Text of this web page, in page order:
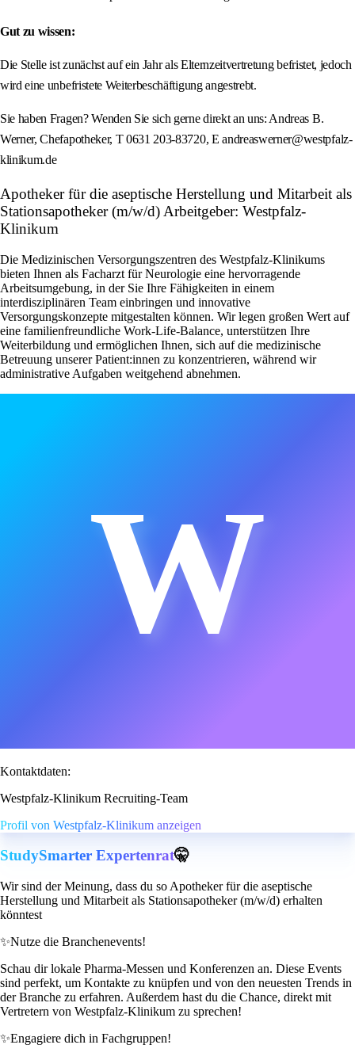
Gut zu wissen:
Die Stelle ist zunächst auf ein Jahr als Elternzeitvertretung befristet, jedoch
wird eine unbefristete Weiterbeschäftigung angestrebt.
Sie haben Fragen? Wenden Sie sich gerne direkt an uns: Andreas B.
Werner, Chefapotheker, T 0631 203-83720, E andreaswerner@westpfalz-
klinikum.de
Apotheker für die aseptische Herstellung und Mitarbeit als
Stationsapotheker (m/w/d) Arbeitgeber: Westpfalz-
Klinikum
Die Medizinischen Versorgungszentren des Westpfalz-Klinikums
bieten Ihnen als Facharzt für Neurologie eine hervorragende
Arbeitsumgebung, in der Sie Ihre Fähigkeiten in einem
interdisziplinären Team einbringen und innovative
Versorgungskonzepte mitgestalten können. Wir legen großen Wert auf
eine familienfreundliche Work-Life-Balance, unterstützen Ihre
Weiterbildung und ermöglichen Ihnen, sich auf die medizinische
Betreuung unserer Patient:innen zu konzentrieren, während wir
administrative Aufgaben weitgehend abnehmen.
W
Kontaktdaten:
Westpfalz-Klinikum Recruiting-Team
Profil von Westpfalz-Klinikum anzeigen
StudySmarter Expertenrat🤫
Wir sind der Meinung, dass du so Apotheker für die aseptische
Herstellung und Mitarbeit als Stationsapotheker (m/w/d) erhalten
könntest
✨Nutze die Branchenevents!
Schau dir lokale Pharma-Messen und Konferenzen an. Diese Events
sind perfekt, um Kontakte zu knüpfen und von den neuesten Trends in
der Branche zu erfahren. Außerdem hast du die Chance, direkt mit
Vertretern von Westpfalz-Klinikum zu sprechen!
✨Engagiere dich in Fachgruppen!